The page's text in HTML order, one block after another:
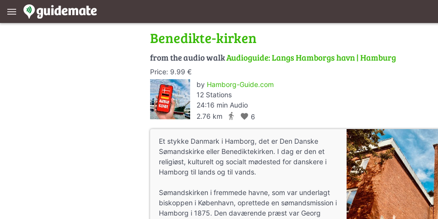
menu
Benedikte-kirken
from the audio walkAudioguide: Langs Hamborgs havn | Hamburg
Price: 9.99 €
by Hamborg-Guide.com
12 Stations
24:16 min Audio
2.76 km
directions_walk favorite 6
Et stykke Danmark i Hamborg, det er Den Danske
Sømandskirke eller Benediktekirken. I dag er den et
religiøst, kulturelt og socialt mødested for danskere i
Hamborg til lands og til vands.
Sømandskirken i fremmede havne, som var underlagt
biskoppen i København, oprettede en sømandsmission i
Hamborg i 1875. Den daværende præst var Georg